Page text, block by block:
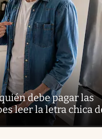
debe pagar las
leer la letra chica